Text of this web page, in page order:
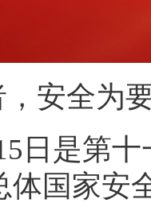
，安全为
日是第
体国家安